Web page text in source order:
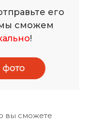
его
сможем
!
вы сможете